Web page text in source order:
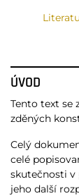
ÚVOD
Tento text se
zděných
Celý
celé
skutečnosti v
jeho další